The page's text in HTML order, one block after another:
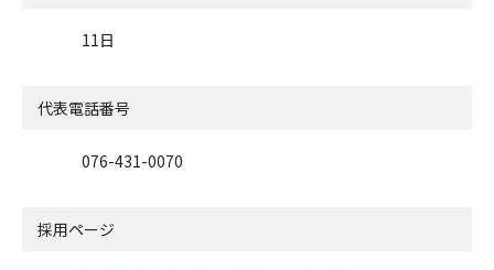
11日
代表電話番号
076-431-0070
採用ページ